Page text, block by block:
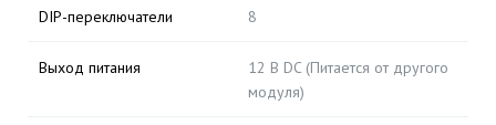
DIP-переключатели 8
Выход питания
12 В DC (Питается от другого
модуля)